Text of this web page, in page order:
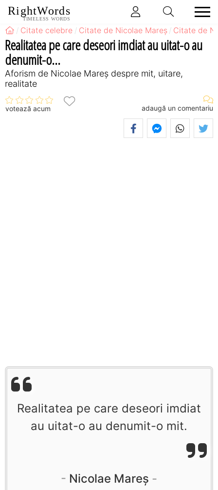
RightWords
TIMELESS WORDS
Citate celebre Citate de Nicolae Mareș Citate de
Realitatea pe care deseori imdiat au uitat-o au
denumit-o...
Aforism de Nicolae Mareș despre mit, uitare,
realitate
votează acum adaugă un comentariu
Realitatea pe care deseori imdiat
au uitat-o au denumit-o mit.
Nicolae Mareș